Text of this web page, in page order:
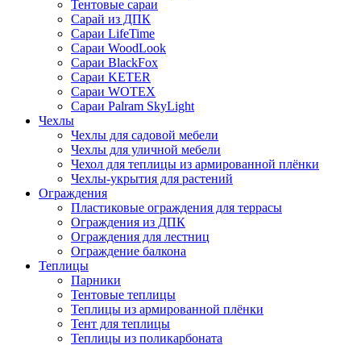
Тентовые сараи
Сарай из ДПК
Cараи LifeTime
Cараи WoodLook
Сараи BlackFox
Сараи KETER
Сараи WOTEX
Сараи Palram SkyLight
Чехлы
Чехлы для садовой мебели
Чехлы для уличной мебели
Чехол для теплицы из армированной плёнки
Чехлы-укрытия для растений
Ограждения
Пластиковые ограждения для террасы
Ограждения из ДПК
Ограждения для лестниц
Ограждение балкона
Теплицы
Парники
Тентовые теплицы
Теплицы из армированной плёнки
Тент для теплицы
Теплицы из поликарбоната